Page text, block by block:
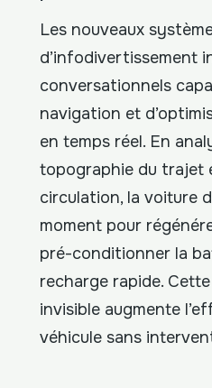
Les nouveaux
d’infodivertissement
conversationnels
navigation et
en temps réel. En
topographie du trajet
circulation, la voiture
moment pour
pré-conditionner la
recharge rapide.
invisible augmente
véhicule sans